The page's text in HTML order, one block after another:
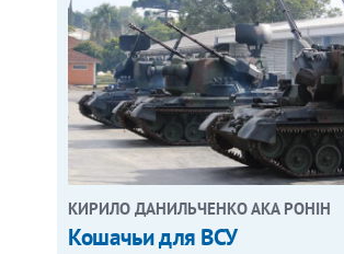
КИРИЛО ДАНИЛЬЧЕНКО АКА РОНІН
Кошачьи для ВСУ